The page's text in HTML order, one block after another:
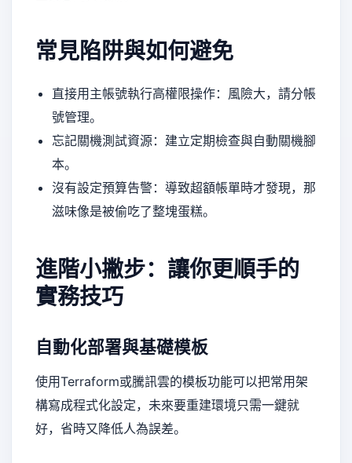
常見陷阱與如何避免
直接用主帳號執行高權限操作：風險大，請分帳
號管理。
忘記關機測試資源：建立定期檢查與自動關機腳
本。
沒有設定預算告警：導致超額帳單時才發現，那
滋味像是被偷吃了整塊蛋糕。
進階小撇步：讓你更順手的
實務技巧
自動化部署與基礎模板
使用Terraform或騰訊雲的模板功能可以把常用架
構寫成程式化設定，未來要重建環境只需一鍵就
好，省時又降低人為誤差。